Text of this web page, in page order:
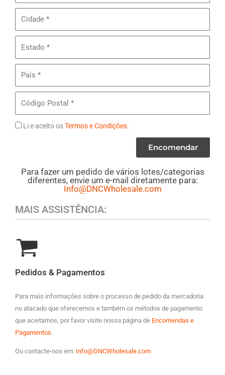
Lote#
MB23
-
Sapatos
Femininos
Entrega
Termos
Li e aceito osTermos e Condições.
Encomendar
Para fazer um pedido de vários lotes/categorias
diferentes, envie um e-mail diretamente para:
Info@DNCWholesale.com
MAIS ASSISTÊNCIA:
Pedidos & Pagamentos
Para mais informações sobre o processo de pedido da mercadoria
no atacado que oferecemos e também os métodos de pagamento
que aceitamos, por favor visite nossa página de Encomendas e
Pagamentos.
Ou contacte-nos em: Info@DNCWholesale.com